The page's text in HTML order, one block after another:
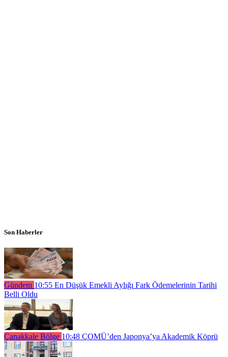
Son Haberler
Gündem 10:55 En Düşük Emekli Aylığı Fark Ödemelerinin Tarihi
Belli Oldu
Çanakkale Bölge 10:48 ÇOMÜ’den Japonya’ya Akademik Köprü